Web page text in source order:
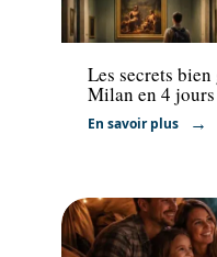
Voyage
Les secrets
Milan en 4 jours
En savoir plus